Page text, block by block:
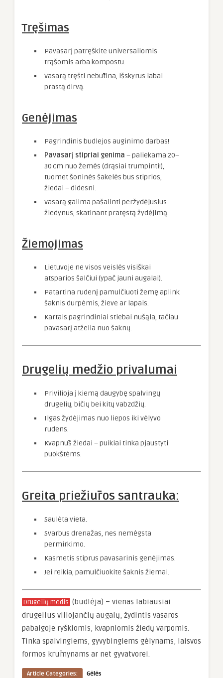
Tręšimas
Pavasarį patręškite universaliomis
trąšomis arba kompostu.
Vasarą tręšti nebūtina, išskyrus labai
prastą dirvą.
Genėjimas
Pagrindinis budlejos auginimo darbas!
Pavasarį stipriai genima – paliekama 20–
30 cm nuo žemės (drąsiai trumpinti!),
tuomet šoninės šakelės bus stiprios,
žiedai – didesni.
Vasarą galima pašalinti peržydėjusius
žiedynus, skatinant pratęstą žydėjimą.
Žiemojimas
Lietuvoje ne visos veislės visiškai
atsparios šalčiui (ypač jauni augalai).
Patartina rudenį pamulčiuoti žemę aplink
šaknis durpėmis, žieve ar lapais.
Kartais pagrindiniai stiebai nušąla, tačiau
pavasarį atželia nuo šaknų.
Drugelių medžio privalumai
Privilioja į kiemą daugybę spalvingų
drugelių, bičių bei kitų vabzdžių.
Ilgas žydėjimas nuo liepos iki vėlyvo
rudens.
Kvapnūs žiedai – puikiai tinka pjaustyti
puokštėms.
Greita priežiūros santrauka:
Saulėta vieta.
Svarbus drenažas, nes nemėgsta
permirkimo.
Kasmetis stiprus pavasarinis genėjimas.
Jei reikia, pamulčiuokite šaknis žiemai.
Drugelių medis (budlėja) – vienas labiausiai
drugelius viliojančių augalų, žydintis vasaros
pabaigoje ryškiomis, kvapniomis žiedų varpomis.
Tinka spalvingiems, gyvybingiems gėlynams, laisvos
formos krūmynams ar net gyvatvorei.
Article Categories: Gėlės